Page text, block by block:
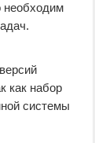
необходим
как набор
системы